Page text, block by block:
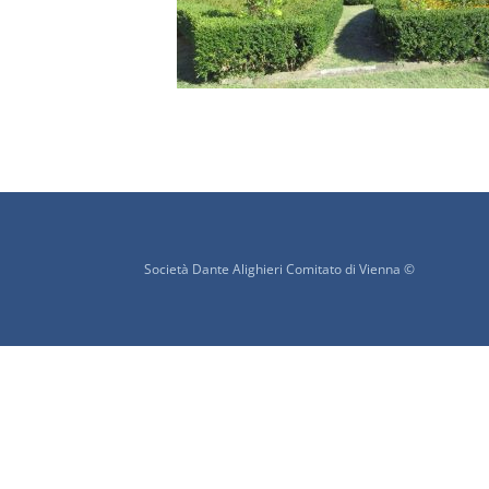
Società Dante Alighieri Comitato di Vienna ©